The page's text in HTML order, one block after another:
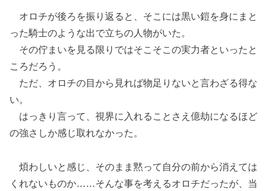
オロチが後ろを振り返ると、そこには黒い鎧を身にまと
った騎士のような出で立ちの人物がいた。
その佇まいを見る限りではそこそこの実力者といったと
ころだろう。
ただ、オロチの目から見れば物足りないと言わざる得な
い。
はっきり言って、視界に入れることさえ億劫になるほど
の強さしか感じ取れなかった。
煩わしいと感じ、そのまま黙って自分の前から消えては
くれないものか……そんな事を考えるオロチだったが、当